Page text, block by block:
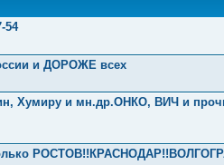
54
и ДОРОЖЕ всех
Хумиру и мн.др.ОНКО, ВИЧ и
только